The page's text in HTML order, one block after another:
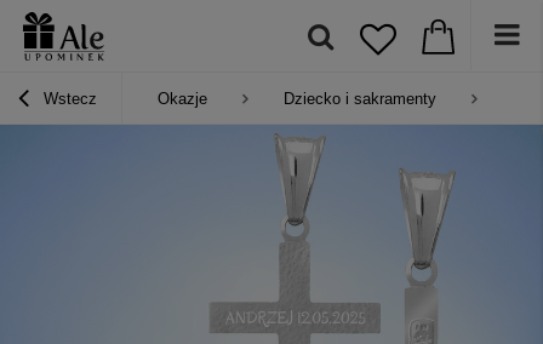
Wstecz Okazje Dziecko i sakramenty